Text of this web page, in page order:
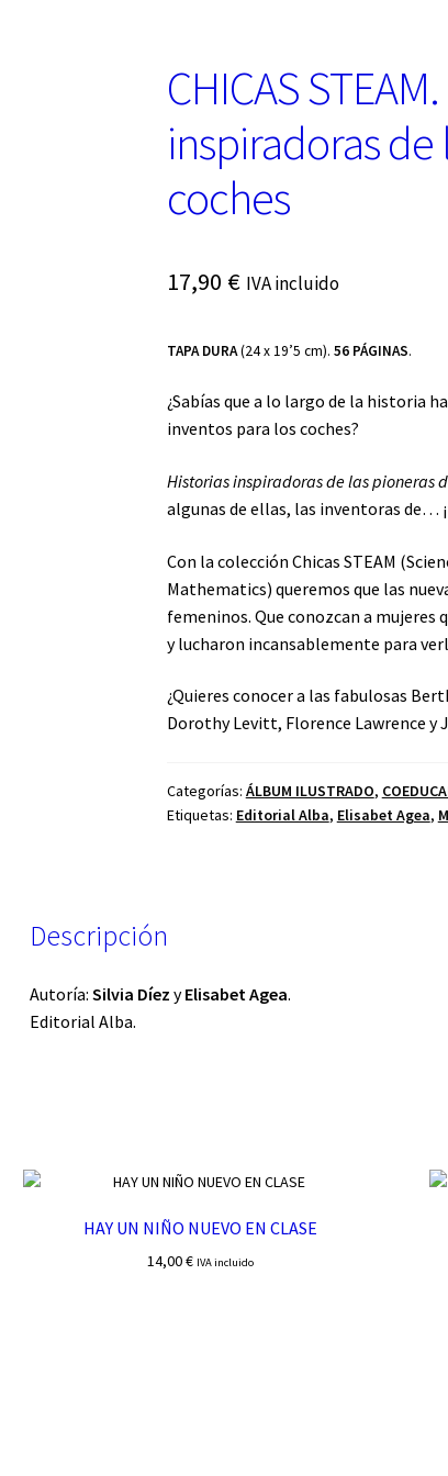
CHICAS
inspiradoras de
coches
17,90 € IVA incluido
TAPA DURA(24 x 19’5 cm). 56 PÁGINAS.
¿Sabías que a lo largo de la historia
inventos para los coches?
Historias inspiradoras de las pioneras
algunas de ellas, las inventoras de…
Con la colección Chicas STEAM
Mathematics) queremos que las
femeninos. Que conozcan a mujeres
y lucharon incansablemente para
¿Quieres conocer a las fabulosas
Dorothy Levitt, Florence Lawrence y
Categorías: ÁLBUM ILUSTRADO,
Etiquetas: Editorial Alba, Elisabet Agea,
Descripción
Autoría: Silvia Díez y Elisabet Agea.
Editorial Alba.
HAY UN NIÑO NUEVO EN CLASE
14,00€ IVA incluido